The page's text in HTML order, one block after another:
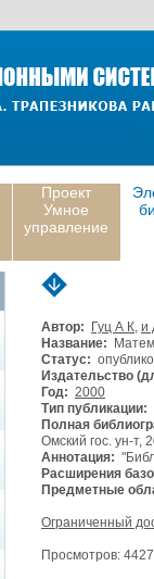
Проект
Умное
управление
Автор: Гуц А К, и
Название:
Статус:
Издательство
Год: 2000
Тип публикации:
Полная
Омский гос. ун-т,
Аннотация:
Расширения
Предметные
Ограниченный
Просмотров: